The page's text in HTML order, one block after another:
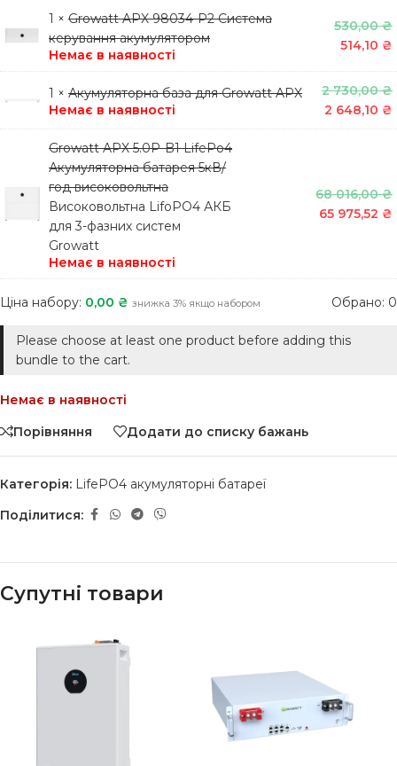
1 × Growatt APX 98034-P2 Система
керування акумулятором
Немає в наявності
530,00₴
514,10 ₴
1 × Акумуляторна база для Growatt APX
Немає в наявності
2 730,00₴
2 648,10 ₴
Growatt APX 5.0P-B1 LifePo4
Акумуляторна батарея 5кВ/
год високовольтна
Високовольтна LifoPO4 АКБ
для 3-фазних систем
Growatt
Немає в наявності
68 016,00₴
65 975,52 ₴
Ціна набору: 0,00 ₴ знижка 3% якщо набором Обрано: 0
Please choose at least one product before adding this
bundle to the cart.
Немає в наявності
Порівняння
Додати до списку бажань
Категорія: LifePO4 акумуляторні батареї
Поділитися:
Супутні товари